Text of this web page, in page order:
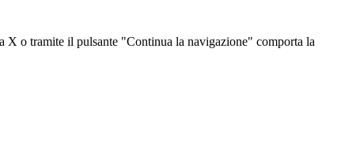
X o tramite il pulsante "Continua la navigazione" comporta la